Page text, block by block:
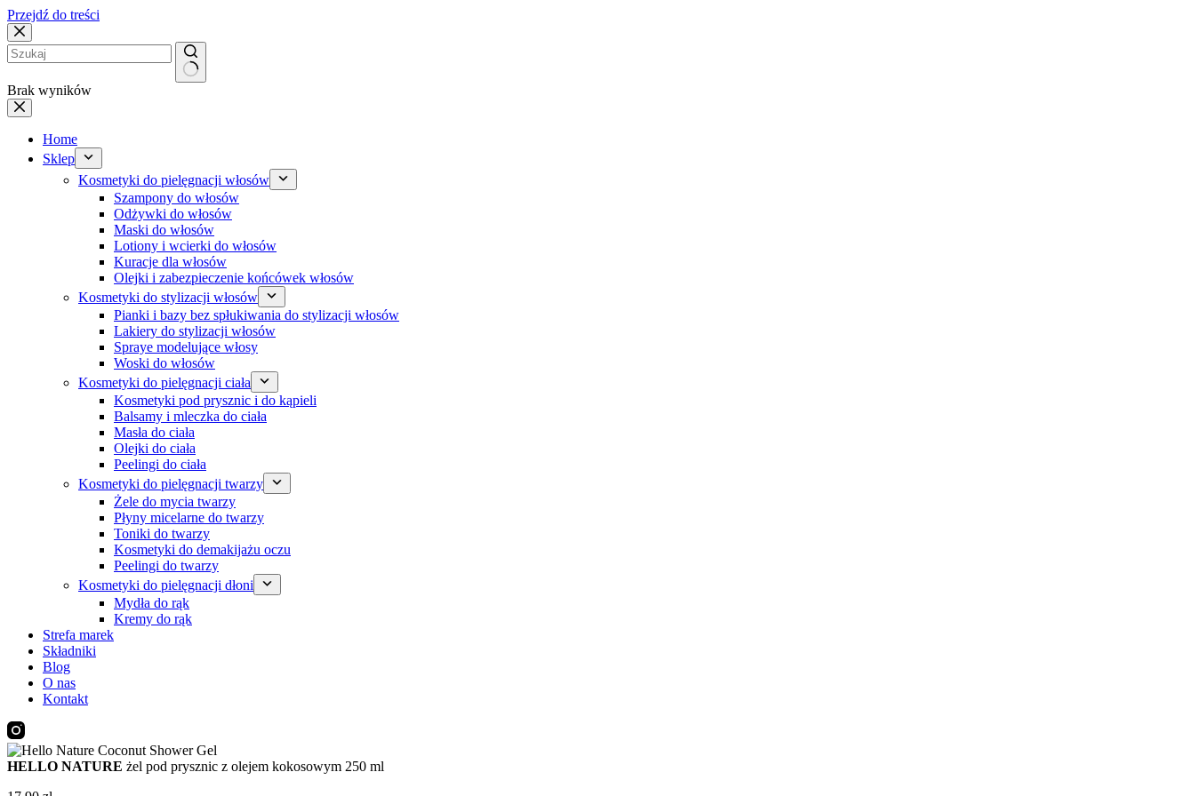
Przejdź do treści
Brak wyników
Home
Sklep
Kosmetyki do pielęgnacji włosów
Szampony do włosów
Odżywki do włosów
Maski do włosów
Lotiony i wcierki do włosów
Kuracje dla włosów
Olejki i zabezpieczenie końcówek włosów
Kosmetyki do stylizacji włosów
Pianki i bazy bez spłukiwania do stylizacji włosów
Lakiery do stylizacji włosów
Spraye modelujące włosy
Woski do włosów
Kosmetyki do pielęgnacji ciała
Kosmetyki pod prysznic i do kąpieli
Balsamy i mleczka do ciała
Masła do ciała
Olejki do ciała
Peelingi do ciała
Kosmetyki do pielęgnacji twarzy
Żele do mycia twarzy
Płyny micelarne do twarzy
Toniki do twarzy
Kosmetyki do demakijażu oczu
Peelingi do twarzy
Kosmetyki do pielęgnacji dłoni
Mydła do rąk
Kremy do rąk
Strefa marek
Składniki
Blog
O nas
Kontakt
HELLO NATURE żel pod prysznic z olejem kokosowym 250 ml